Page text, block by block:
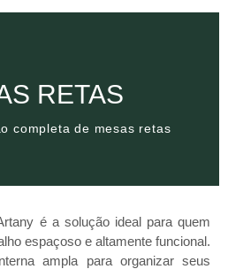
RETAS
completa de mesas retas
RETAS
completa de mesas retas
é a solução ideal para quem
espaçoso e altamente funcional.
ampla para organizar seus